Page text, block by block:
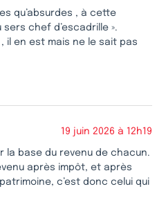
qu’absurdes , à cette
chef d’escadrille ».
il en est mais ne le sait pas
19 juin 2026 à 12h19
la base du revenu de chacun.
après impôt, et après
c’est donc celui qui